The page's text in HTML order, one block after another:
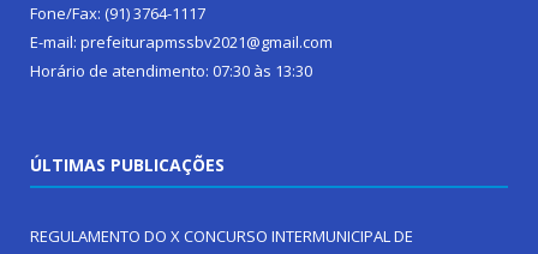
Fone/Fax: (91) 3764-1117
E-mail: prefeiturapmssbv2021@gmail.com
Horário de atendimento: 07:30 às 13:30
ÚLTIMAS PUBLICAÇÕES
REGULAMENTO DO X CONCURSO INTERMUNICIPAL DE